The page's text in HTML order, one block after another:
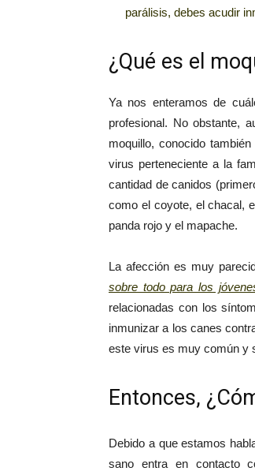
parálisis, debes acudir
¿Qué es el
Ya nos enteramos de
profesional. No obstante,
moquillo, conocido
virus perteneciente a la
cantidad de canidos
como el coyote, el chacal,
panda rojo y el mapache.
La afección es muy
sobre todo para los
relacionadas con los
inmunizar a los canes
este virus es muy común y
Entonces,
Debido a que estamos
sano entra en contacto